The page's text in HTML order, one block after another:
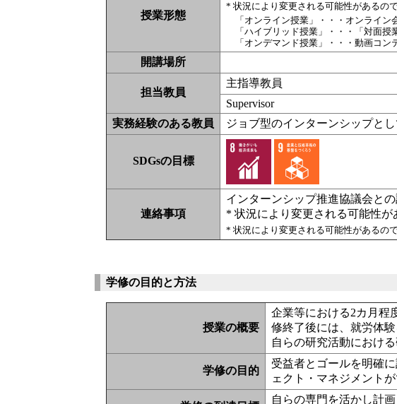
授業形態
* 状況により変更される可能性があるの
「オンライン授業」・・・オンライ
「ハイブリッド授業」・・・「対面
「オンデマンド授業」・・・動画コ
開講場所
担当教員
主指導教員
Supervisor
実務経験のある教員
ジョブ型のインターンシップと
SDGsの目標
連絡事項
インターンシップ推進協議会と
* 状況により変更される可能性
* 状況により変更される可能性があるの
学修の目的と方法
授業の概要
企業等における2カ月程
修終了後には、就労体
自らの研究活動におけ
学修の目的
受益者とゴールを明確
ェクト・マネジメント
自らの専門を活かし計